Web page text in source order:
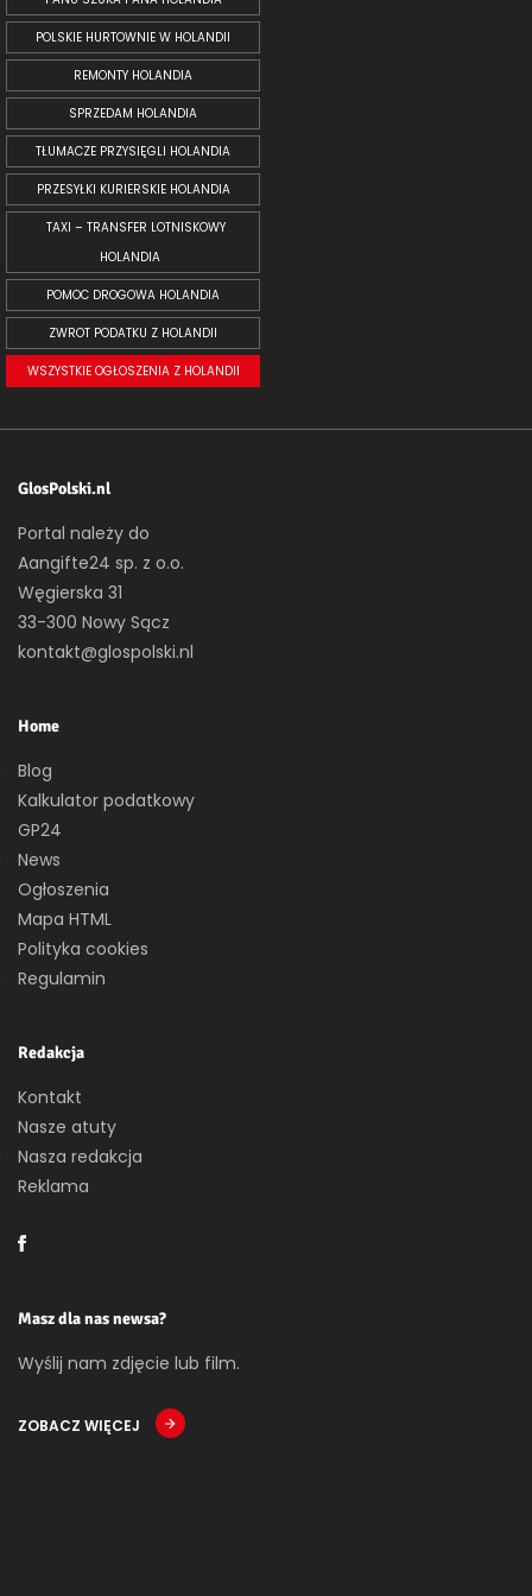
POLSKIE HURTOWNIE W HOLANDII
REMONTY HOLANDIA
SPRZEDAM HOLANDIA
TŁUMACZE PRZYSIĘGLI HOLANDIA
PRZESYŁKI KURIERSKIE HOLANDIA
TAXI – TRANSFER LOTNISKOWY
HOLANDIA
POMOC DROGOWA HOLANDIA
ZWROT PODATKU Z HOLANDII
WSZYSTKIE OGŁOSZENIA Z HOLANDII
GlosPolski.nl
Portal należy do
Aangifte24 sp. z o.o.
Węgierska 31
33-300 Nowy Sącz
kontakt@glospolski.nl
Home
Blog
Kalkulator podatkowy
GP24
News
Ogłoszenia
Mapa HTML
Polityka cookies
Regulamin
Redakcja
Kontakt
Nasze atuty
Nasza redakcja
Reklama
Masz dla nas newsa?
Wyślij nam zdjęcie lub film.
ZOBACZ WIĘCEJ